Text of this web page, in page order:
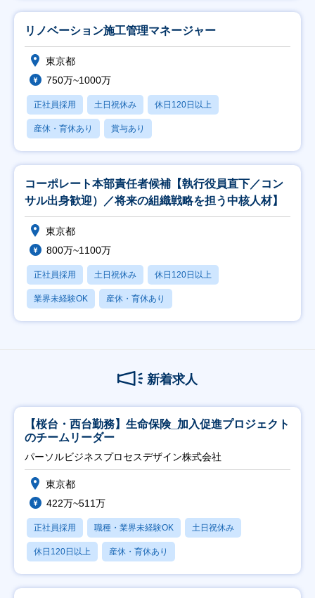
リノベーション施工管理マネージャー
東京都
750万~1000万
正社員採用 土日祝休み 休日120日以上
産休・育休あり 賞与あり
コーポレート本部責任者候補【執行役員直下／コン
サル出身歓迎）／将来の組織戦略を担う中核人材】
東京都
800万~1100万
正社員採用 土日祝休み 休日120日以上
業界未経験OK 産休・育休あり
新着求人
【桜台・西台勤務】生命保険_加入促進プロジェクト
のチームリーダー
パーソルビジネスプロセスデザイン株式会社
東京都
422万~511万
正社員採用 職種・業界未経験OK 土日祝休み
休日120日以上 産休・育休あり